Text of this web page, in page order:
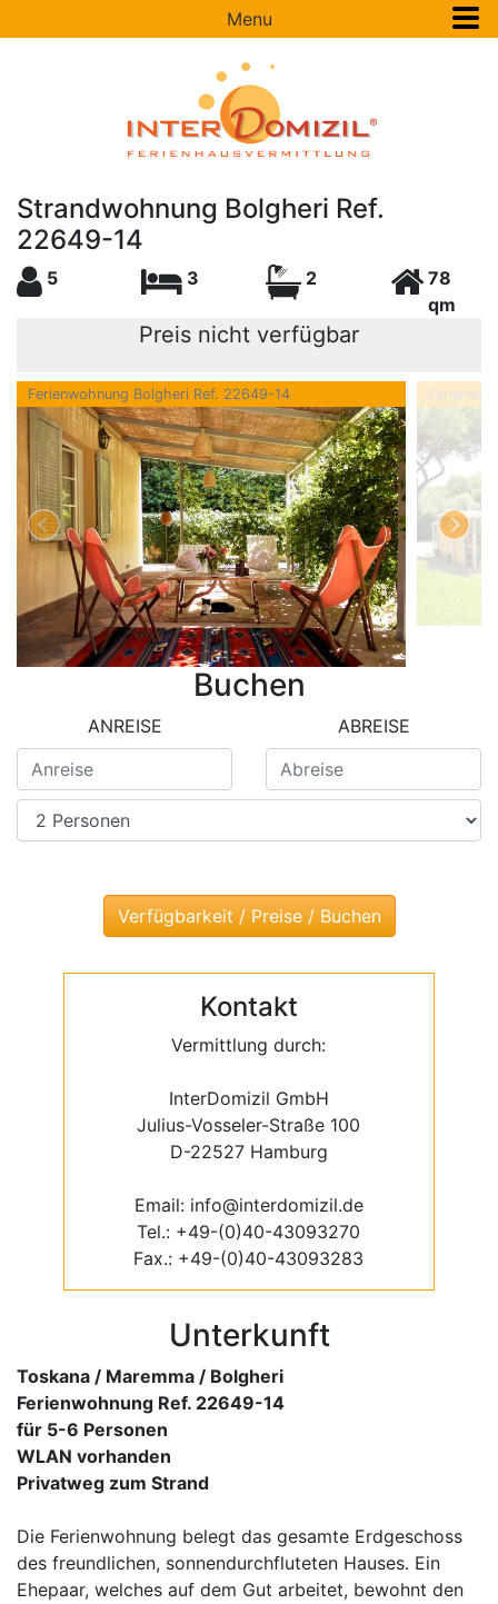
Menu
Strandwohnung Bolgheri Ref.
22649-14
5 3 2
78
qm
Preis nicht verfügbar
Ferienwohnung Bolgheri Ref. 22649-14
Buchen
ANREISE ABREISE
Kontakt
Vermittlung durch:
InterDomizil GmbH
Julius-Vosseler-Straße 100
D-22527 Hamburg
Email: info@interdomizil.de
Tel.: +49-(0)40-43093270
Fax.: +49-(0)40-43093283
Unterkunft
Toskana / Maremma / Bolgheri
Ferienwohnung Ref. 22649-14
für 5-6 Personen
WLAN vorhanden
Privatweg zum Strand
Die Ferienwohnung belegt das gesamte Erdgeschoss
des freundlichen, sonnendurchfluteten Hauses. Ein
Ehepaar, welches auf dem Gut arbeitet, bewohnt den